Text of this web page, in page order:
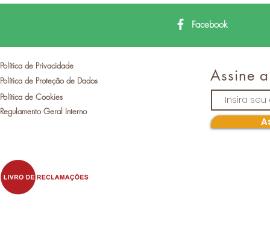
Facebook
Política de Privacidade
Política de Proteção de Dados
Política de Cookies
Regulamento Geral Interno
Assine